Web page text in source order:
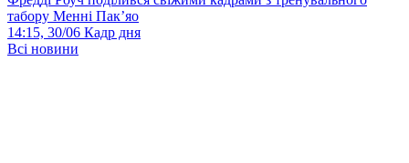
табору Менні Пак’яо
14:15, 30/06 Кадр дня
Всі новини